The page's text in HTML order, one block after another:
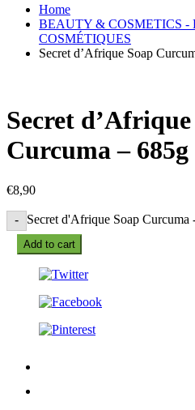
Home
BEAUTY & COSMETICS -
COSMÉTIQUES
Secret d’Afrique Soap
Secret d’Afrique
Curcuma – 685g
€8,90
- Secret d'Afrique Soap Curcuma
Add to cart